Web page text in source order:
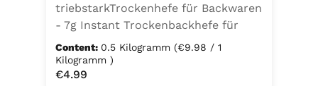
triebstarkTrockenhefe für Backwaren
- 7g Instant Trockenbackhefe für
500g Weizenmehl, entspricht 25g
FrischhefeZutaten: Trockenbackhefe,
Emulgator Sorbitanmonostearat
Content: 0.5 Kilogramm (€9.98 / 1
Kilogramm )
Regular price:
€4.99